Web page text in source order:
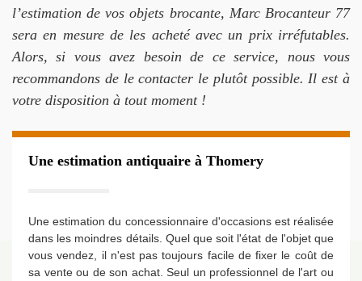
l’estimation de vos objets brocante, Marc Brocanteur 77
sera en mesure de les acheté avec un prix irréfutables.
Alors, si vous avez besoin de ce service, nous vous
recommandons de le contacter le plutôt possible. Il est à
votre disposition à tout moment !
Une estimation antiquaire à Thomery
Une estimation du concessionnaire d'occasions est réalisée
dans les moindres détails. Quel que soit l'état de l'objet que
vous vendez, il n'est pas toujours facile de fixer le coût de
sa vente ou de son achat. Seul un professionnel de l'art ou